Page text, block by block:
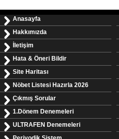
Anasayfa
Hakkımızda
İletişim
Hata & Öneri Bildir
Site Haritası
Nöbet Listesi Hazırla 2026
Çıkmış Sorular
1.Dönem Denemeleri
ULTRAFEN Denemeleri